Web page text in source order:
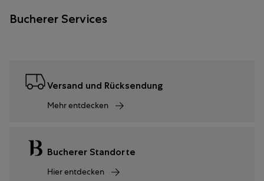
Bucherer Services
Versand und Rücksendung
Mehr entdecken
Bucherer Standorte
Hier entdecken